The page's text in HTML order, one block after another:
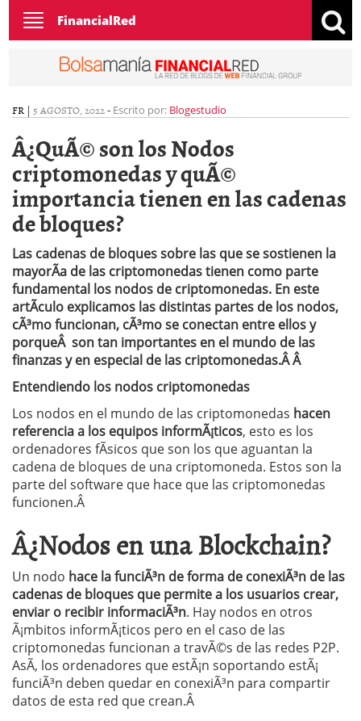
Toggle
navigation
FinancialRed
FR | 5 AGOSTO, 2022- Escrito por: Blogestudio
Â¿QuÃ© son los Nodos
criptomonedas y quÃ©
importancia tienen en las cadenas
de bloques?
Las cadenas de bloques sobre las que se sostienen la
mayorÃ­a de las criptomonedas tienen como parte
fundamental los nodos de criptomonedas. En este
artÃ­culo explicamos las distintas partes de los nodos,
cÃ³mo funcionan, cÃ³mo se conectan entre ellos y
porqueÂ son tan importantes en el mundo de las
finanzas y en especial de las criptomonedas.Â Â
Entendiendo los nodos criptomonedas
Los nodos en el mundo de las criptomonedas hacen
referencia a los equipos informÃ¡ticos, esto es los
ordenadores fÃ­sicos que son los que aguantan la
cadena de bloques de una criptomoneda. Estos son la
parte del software que hace que las criptomonedas
funcionen.Â
Â¿Nodos en una Blockchain?
Un nodo hace la funciÃ³n de forma de conexiÃ³n de las
cadenas de bloques que permite a los usuarios crear,
enviar o recibir informaciÃ³n. Hay nodos en otros
Ã¡mbitos informÃ¡ticos pero en el caso de las
criptomonedas funcionan a travÃ©s de las redes P2P.
AsÃ­, los ordenadores que estÃ¡n soportando estÃ¡
funciÃ³n deben quedar en conexiÃ³n para compartir
datos de esta red que crean.Â